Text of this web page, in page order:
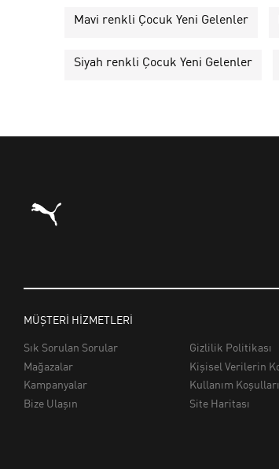
Mavi renkli Çocuk Yeni Gelenler
Siyah renkli Çocuk Yeni Gelenler